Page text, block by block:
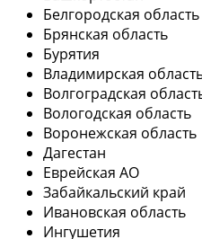
Белгородская область
Брянская область
Бурятия
Владимирская
Волгоградская
Вологодская область
Воронежская область
Дагестан
Еврейская АО
Забайкальский край
Ивановская область
Ингушетия